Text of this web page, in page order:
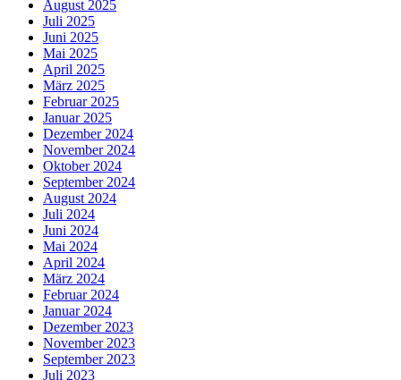
August 2025
Juli 2025
Juni 2025
Mai 2025
April 2025
März 2025
Februar 2025
Januar 2025
Dezember 2024
November 2024
Oktober 2024
September 2024
August 2024
Juli 2024
Juni 2024
Mai 2024
April 2024
März 2024
Februar 2024
Januar 2024
Dezember 2023
November 2023
September 2023
Juli 2023